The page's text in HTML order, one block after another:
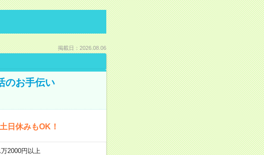
掲載日：2026.08.06
のお手伝い
日休みもOK！
2000円以上